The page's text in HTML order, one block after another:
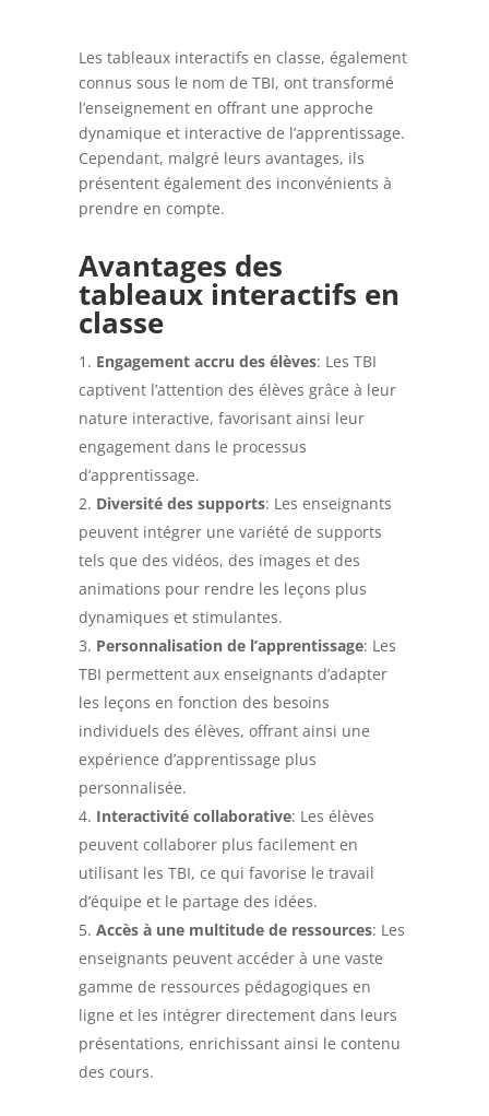
Les tableaux interactifs en classe, également
connus sous le nom de TBI, ont transformé
l’enseignement en offrant une approche
dynamique et interactive de l’apprentissage.
Cependant, malgré leurs avantages, ils
présentent également des inconvénients à
prendre en compte.
Avantages des
tableaux interactifs en
classe
Engagement accru des élèves: Les TBI
captivent l’attention des élèves grâce à leur
nature interactive, favorisant ainsi leur
engagement dans le processus
d’apprentissage.
Diversité des supports: Les enseignants
peuvent intégrer une variété de supports
tels que des vidéos, des images et des
animations pour rendre les leçons plus
dynamiques et stimulantes.
Personnalisation de l’apprentissage: Les
TBI permettent aux enseignants d’adapter
les leçons en fonction des besoins
individuels des élèves, offrant ainsi une
expérience d’apprentissage plus
personnalisée.
Interactivité collaborative: Les élèves
peuvent collaborer plus facilement en
utilisant les TBI, ce qui favorise le travail
d’équipe et le partage des idées.
Accès à une multitude de ressources: Les
enseignants peuvent accéder à une vaste
gamme de ressources pédagogiques en
ligne et les intégrer directement dans leurs
présentations, enrichissant ainsi le contenu
des cours.